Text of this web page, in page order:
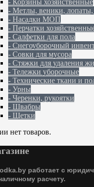
- Корзины хозяйственные
- Метлы, веники, лопаты,
- Насадки МОП
- Перчатки
- Салфетки для пола
- Снегоуборочный
- Совки для мусора
- Стяжки для удаления
- Тележки уборочные
- Технические ткани и
- Урны
- Черенки, рукоятки
- Швабры
- Щетки
нет товаров.
работает с
расчету.